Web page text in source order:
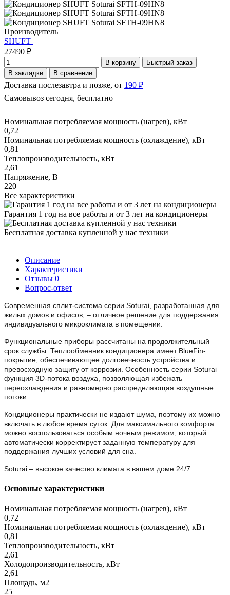
Производитель
SHUFT
27490 ₽
В корзину
Быстрый заказ
В закладки
В сравнение
Доставка послезавтра и позже, от 190 ₽
Самовывоз сегодня, бесплатно
Номинальная потребляемая мощность (нагрев), кВт
0,72
Номинальная потребляемая мощность (охлаждение), кВт
0,81
Теплопроизводительность, кВт
2,61
Напряжение, В
220
Все характеристики
Гарантия 1 год на все работы и от 3 лет на кондиционеры
Бесплатная доставка купленной у нас техники
Описание
Характеристики
Отзывы 0
Вопрос-ответ
Современная сплит-система серии Soturai, разработанная для
жилых домов и офисов, – отличное решение для поддержания
индивидуального микроклимата в помещении.
Функциональные приборы рассчитаны на продолжительный
срок службы. Теплообменник кондиционера имеет BlueFin-
покрытие, обеспечивающее долговечность устройства и
превосходную защиту от коррозии. Особенность серии Soturai –
функция 3D-потока воздуха, позволяющая избежать
переохлаждения и равномерно распределяющая воздушные
потоки
Кондиционеры практически не издают шума, поэтому их можно
включать в любое время суток. Для максимального комфорта
можно воспользоваться особым ночным режимом, который
автоматически корректирует заданную температуру для
поддержания лучших условий для сна.
Soturai – высокое качество климата в вашем доме 24/7.
Основные характеристики
Номинальная потребляемая мощность (нагрев), кВт
0,72
Номинальная потребляемая мощность (охлаждение), кВт
0,81
Теплопроизводительность, кВт
2,61
Холодопроизводительность, кВт
2,61
Площадь, м2
25